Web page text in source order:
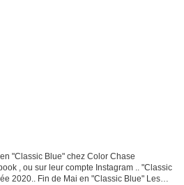
"Classic Blue" chez Color Chase
, ou sur leur compte Instagram .. "Classic
2020.. Fin de Mai en "Classic Blue" Les